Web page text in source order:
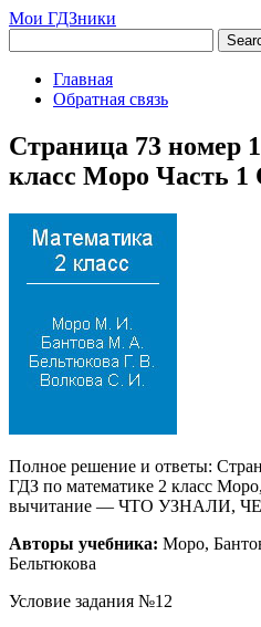
Мои ГДЗники
Главная
Обратная связь
Страница 73 номер
класс Моро Часть 1
Полное решение и ответы:
ГДЗ по математике 2 класс
вычитание — ЧТО УЗНАЛИ,
Авторы учебника: Моро,
Бельтюкова
Условие задания №12